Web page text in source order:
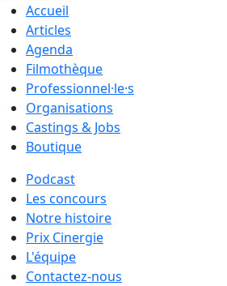
Accueil
Articles
Agenda
Filmothèque
Professionnel·le·s
Organisations
Castings & Jobs
Boutique
Podcast
Les concours
Notre histoire
Prix Cinergie
L'équipe
Contactez-nous